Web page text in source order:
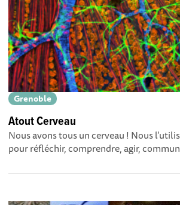
Grenoble
Atout Cerveau
Nous avons tous un cerveau ! Nous
pour réfléchir, comprendre, agir,